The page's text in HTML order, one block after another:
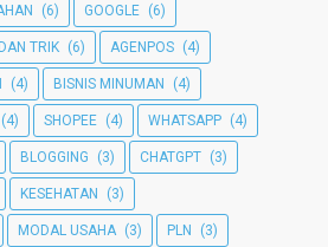
(6) GOOGLE (6)
TRIK (6) AGENPOS (4)
(4) BISNIS MINUMAN (4)
(4) SHOPEE (4) WHATSAPP (4)
BLOGGING (3) CHATGPT (3)
KESEHATAN (3)
MODAL USAHA (3) PLN (3)